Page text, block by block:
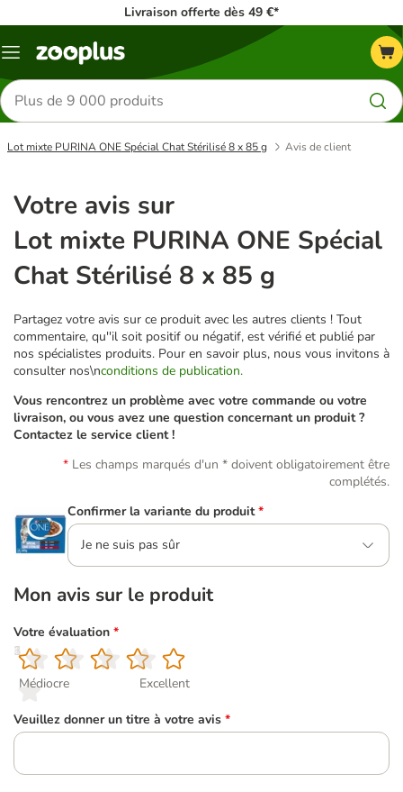
Livraison offerte dès 49 €*
Menu
Rechercher
des
produits
Lot mixte PURINA ONE Spécial Chat Stérilisé 8 x 85 g Avis de client
Votre avis sur
Lot mixte PURINA ONE Spécial
Chat Stérilisé 8 x 85 g
Partagez votre avis sur ce produit avec les autres clients ! Tout
commentaire, qu''il soit positif ou négatif, est vérifié et publié par
nos spécialistes produits. Pour en savoir plus, nous vous invitons à
consulter nos\nconditions de publication.
Vous rencontrez un problème avec votre commande ou votre
livraison, ou vous avez une question concernant un produit ?
Contactez le service client !
Les champs marqués d'un * doivent obligatoirement être
complétés.
Confirmer la variante du produit *
Je ne suis pas sûr
Mon avis sur le produit
Votre évaluation *
1
Médiocre
2
3
4
5
Excellent
Veuillez donner un titre à votre avis *